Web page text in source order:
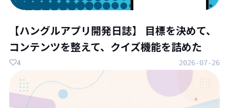
【ハングルアプリ開発日誌】 目標を決めて、
コンテンツを整えて、クイズ機能を詰めた
2026-07-26
4